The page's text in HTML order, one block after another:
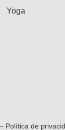
Yoga
Política de